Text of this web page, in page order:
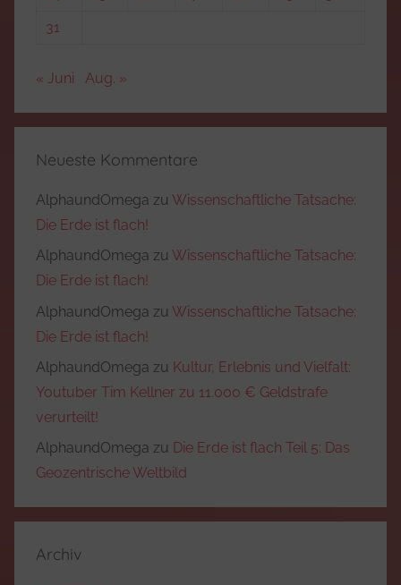
31
« Juni Aug. »
Neueste Kommentare
AlphaundOmega zu Wissenschaftliche Tatsache:
Die Erde ist flach!
AlphaundOmega zu Wissenschaftliche Tatsache:
Die Erde ist flach!
AlphaundOmega zu Wissenschaftliche Tatsache:
Die Erde ist flach!
AlphaundOmega zu Kultur, Erlebnis und Vielfalt:
Youtuber Tim Kellner zu 11.000 € Geldstrafe
verurteilt!
AlphaundOmega zu Die Erde ist flach Teil 5: Das
Geozentrische Weltbild
Archiv